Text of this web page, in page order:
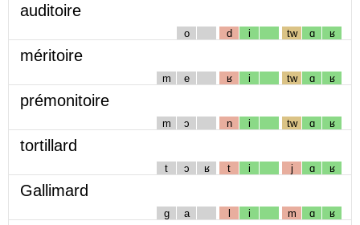
auditoire
o d i tw ɑ ʁ
méritoire
m e ʁ i tw ɑ ʁ
prémonitoire
m ɔ n i tw ɑ ʁ
tortillard
t ɔ ʁ t i j ɑ ʁ
Gallimard
g a l i m ɑ ʁ